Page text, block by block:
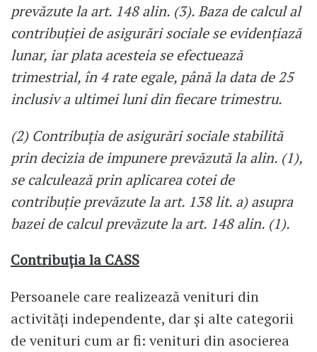
prevăzute la art. 148 alin. (3). Baza de calcul al
contribuţiei de asigurări sociale se evidenţiază
lunar, iar plata acesteia se efectuează
trimestrial, în 4 rate egale, până la data de 25
inclusiv a ultimei luni din fiecare trimestru.
(2) Contribuţia de asigurări sociale stabilită
prin decizia de impunere prevăzută la alin. (1),
se calculează prin aplicarea cotei de
contribuţie prevăzute la art. 138 lit. a) asupra
bazei de calcul prevăzute la art. 148 alin. (1).
Contribuţia la CASS
Persoanele care realizează venituri din
activităţi independente, dar şi alte categorii
de venituri cum ar fi: venituri din asocierea